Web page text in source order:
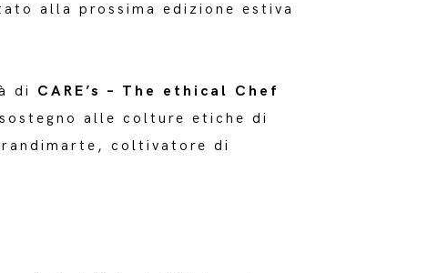
alla prossima edizione estiva
di CARE’s – The ethical Chef
alle colture etiche di
coltivatore di